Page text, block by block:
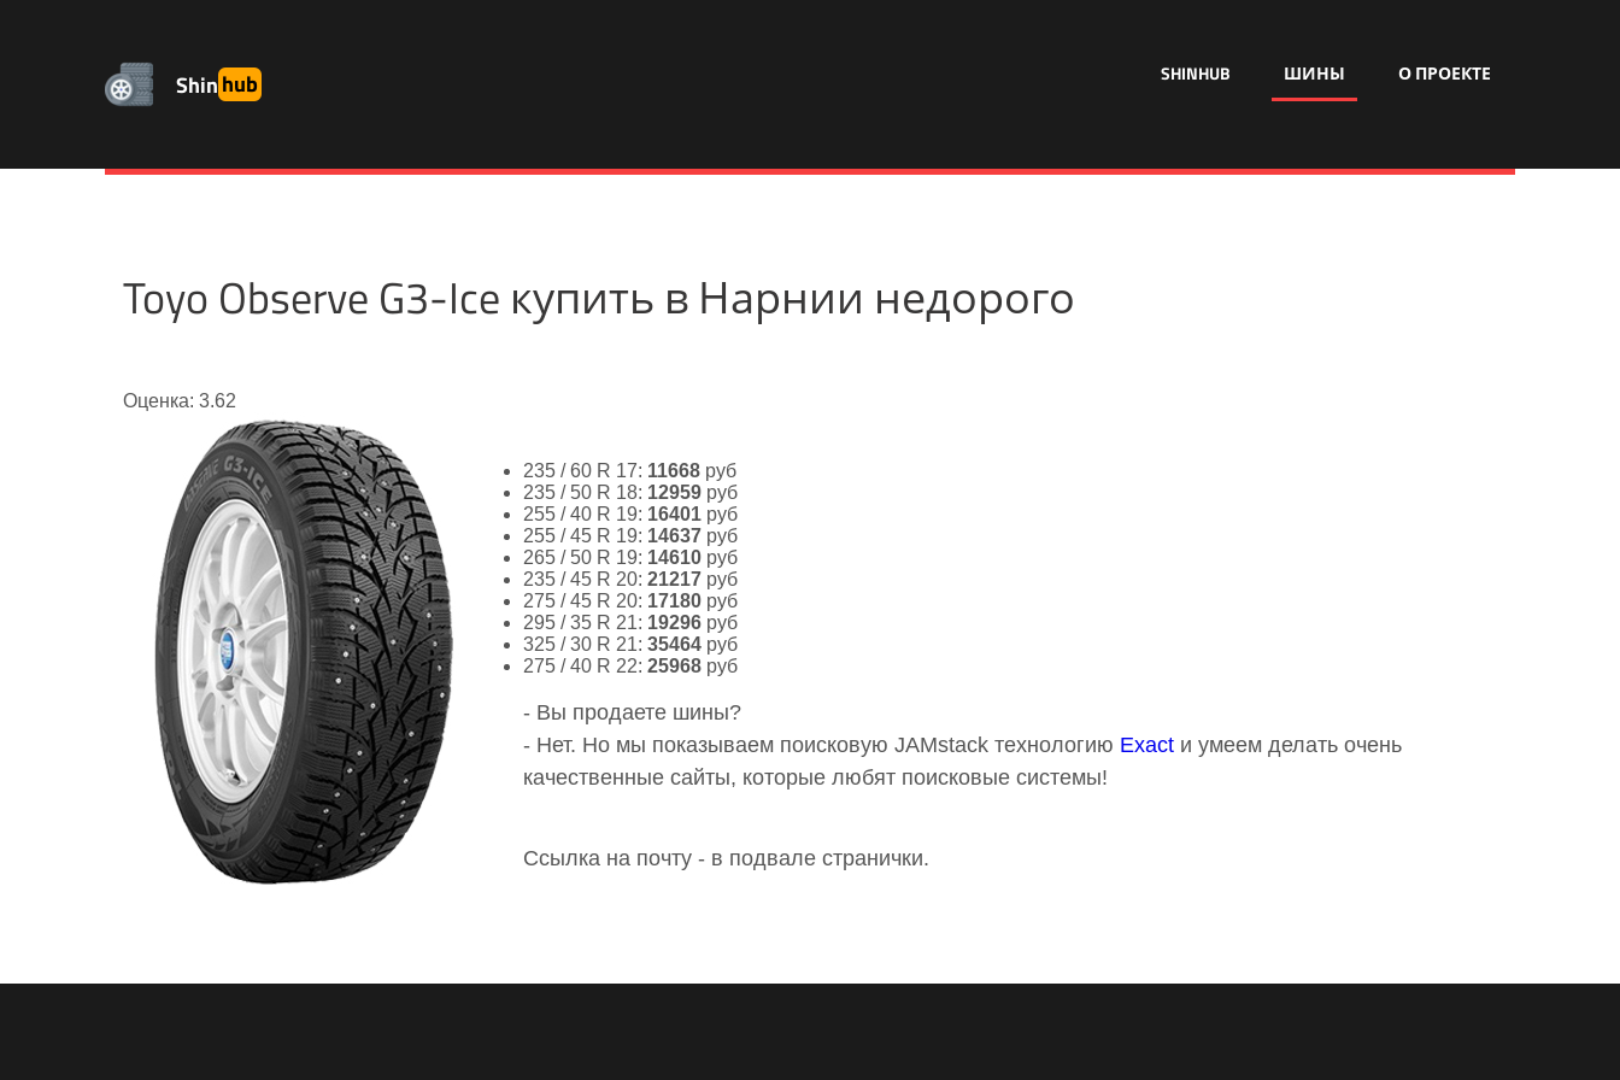
Shinhub SHINHUB ШИНЫ О ПРОЕКТЕ
Toyo Observe G3-Ice купить в Нарнии недорого
Оценка: 3.62
235 / 60 R 17: 11668 руб
235 / 50 R 18: 12959 руб
255 / 40 R 19: 16401 руб
255 / 45 R 19: 14637 руб
265 / 50 R 19: 14610 руб
235 / 45 R 20: 21217 руб
275 / 45 R 20: 17180 руб
295 / 35 R 21: 19296 руб
325 / 30 R 21: 35464 руб
275 / 40 R 22: 25968 руб
- Вы продаете шины?
- Нет. Но мы показываем поисковую JAMstack технологию Exact и умеем делать очень
качественные сайты, которые любят поисковые системы!
Ссылка на почту - в подвале странички.